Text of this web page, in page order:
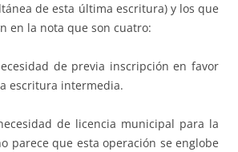
de esta última escritura) y los que
en la nota que son cuatro:
de previa inscripción en favor
escritura intermedia.
de licencia municipal para la
parece que esta operación se englobe